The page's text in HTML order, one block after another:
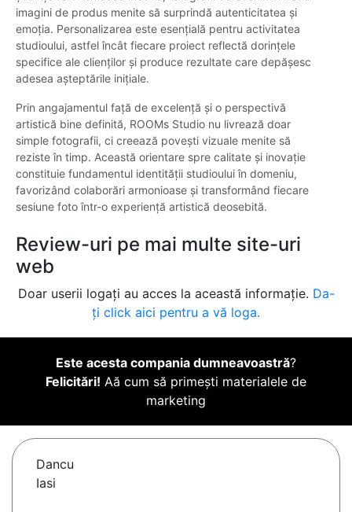
imagini de produs menite să surprindă autenticitatea și
emoția. Personalizarea este esențială pentru activitatea
studioului, astfel încât fiecare proiect reflectă dorințele
specifice ale clienților și produce rezultate care depășesc
adesea așteptările inițiale.
Prin angajamentul față de excelență și o perspectivă
artistică bine definită, ROOMs Studio nu livrează doar
simple fotografii, ci creează povești vizuale menite să
reziste în timp. Această orientare spre calitate și inovație
constituie fundamentul identității studioului în domeniu,
favorizând colaborări armonioase și transformând fiecare
sesiune foto într-o experiență artistică deosebită.
Review-uri pe mai multe site-uri
web
Doar userii logați au acces la această informație. Da-
ți click aici pentru a vă loga.
Este acesta compania dumneavoastră?
Felicitări! Aă cum să primești materialele de
marketing
Dancu
Iasi